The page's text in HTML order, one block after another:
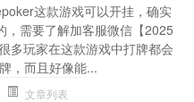
这款游戏可以开挂，确实
，需要了解加客服微信【2025
多玩家在这款游戏中打牌都会
，而且好像能...
文章列表